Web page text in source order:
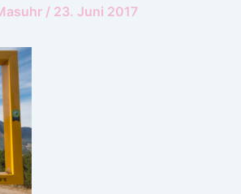
/ 23. Juni 2017